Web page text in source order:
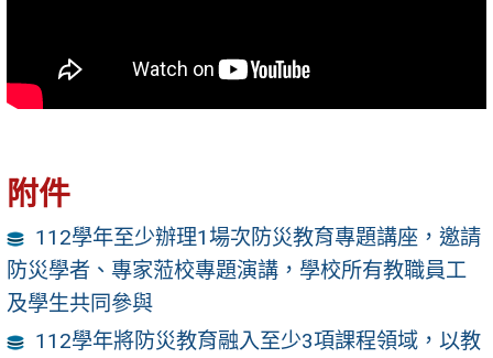
附件
112學年至少辦理1場次防災教育專題講座，邀請
防災學者、專家蒞校專題演講，學校所有教職員工
及學生共同參與
112學年將防災教育融入至少3項課程領域，以教